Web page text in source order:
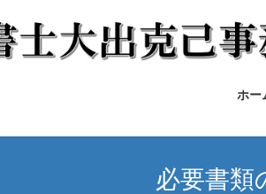
ホー
必要書類